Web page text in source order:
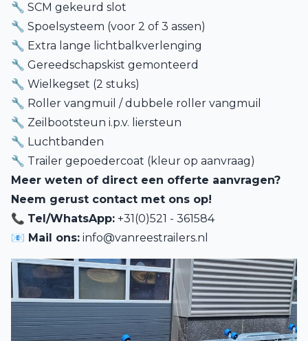
🔧 SCM gekeurd slot
🔧 Spoelsysteem (voor 2 of 3 assen)
🔧 Extra lange lichtbalkverlenging
🔧 Gereedschapskist gemonteerd
🔧 Wielkegset (2 stuks)
🔧 Roller vangmuil / dubbele roller vangmuil
🔧 Zeilbootsteun i.p.v. liersteun
🔧 Luchtbanden
🔧 Trailer gepoedercoat (kleur op aanvraag)
Meer weten of direct een offerte aanvragen?
Neem gerust contact met ons op!
📞 Tel/WhatsApp: +31(0)521 - 361584
📧 Mail ons: info@vanreestrailers.nl